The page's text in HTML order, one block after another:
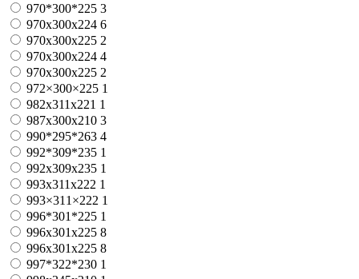
970*300*225 3
970x300x224 6
970x300x225 2
970х300х224 4
970х300х225 2
972×300×225 1
982x311x221 1
987x300x210 3
990*295*263 4
992*309*235 1
992х309х235 1
993x311x222 1
993×311×222 1
996*301*225 1
996x301x225 8
996х301х225 8
997*322*230 1